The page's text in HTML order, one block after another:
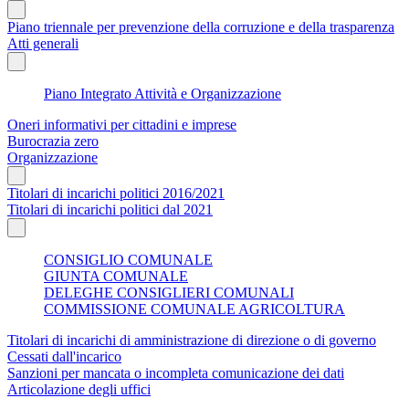
Piano triennale per prevenzione della corruzione e della trasparenza
Atti generali
Piano Integrato Attività e Organizzazione
Oneri informativi per cittadini e imprese
Burocrazia zero
Organizzazione
Titolari di incarichi politici 2016/2021
Titolari di incarichi politici dal 2021
CONSIGLIO COMUNALE
GIUNTA COMUNALE
DELEGHE CONSIGLIERI COMUNALI
COMMISSIONE COMUNALE AGRICOLTURA
Titolari di incarichi di amministrazione di direzione o di governo
Cessati dall'incarico
Sanzioni per mancata o incompleta comunicazione dei dati
Articolazione degli uffici